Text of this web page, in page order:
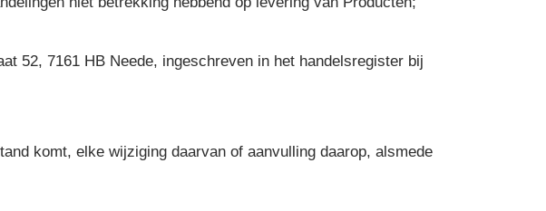
52, 7161 HB Neede, ingeschreven in het handelsregister bij
komt, elke wijziging daarvan of aanvulling daarop, alsmede